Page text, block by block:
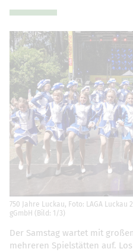
750 Jahre Luckau, Foto: LAGA Luckau
gGmbH (Bild: 1/3)
Der Samstag wartet mit
mehreren Spielstätten auf.